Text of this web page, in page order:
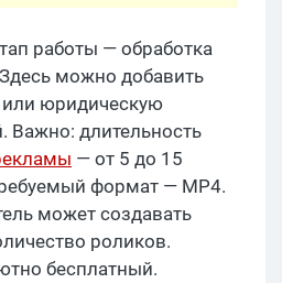
работы — обработка
можно добавить
юридическую
длительность
— от 5 до 15
формат — MP4.
может создавать
роликов.
бесплатный.